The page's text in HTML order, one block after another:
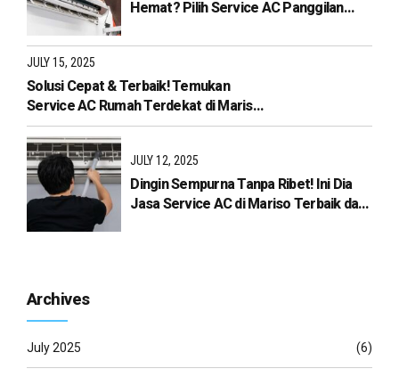
Hemat? Pilih Service AC Panggilan
dottoroac.co.id!
JULY 15, 2025
Solusi Cepat & Terbaik! Temukan
Service AC Rumah Terdekat di Mariso
Hanya di Dottoroac.co.id
JULY 12, 2025
Dingin Sempurna Tanpa Ribet! Ini Dia
Jasa Service AC di Mariso Terbaik dari
Archives
July 2025 (6)